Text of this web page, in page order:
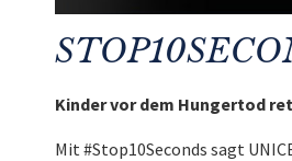
Kinder vor dem Hungertod
Mit #Stop10Seconds sagt